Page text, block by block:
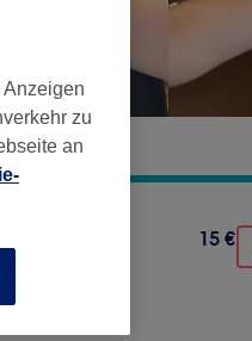
15 €
zu
an